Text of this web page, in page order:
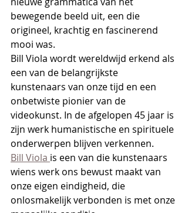
bewegende beeld uit, een die
origineel, krachtig en fascinerend
mooi was.
Bill Viola wordt wereldwijd erkend als
een van de belangrijkste
kunstenaars van onze tijd en een
onbetwiste pionier van de
videokunst. In de afgelopen 45 jaar is
zijn werk humanistische en spirituele
onderwerpen blijven verkennen.
Bill Viola is een van die kunstenaars
wiens werk ons bewust maakt van
onze eigen eindigheid, die
onlosmakelijk verbonden is met onze